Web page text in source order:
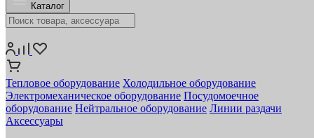
Каталог
Тепловое оборудование Холодильное оборудование
Электромеханическое оборудование Посудомоечное
оборудование Нейтральное оборудование Линии раздачи
Аксессуары